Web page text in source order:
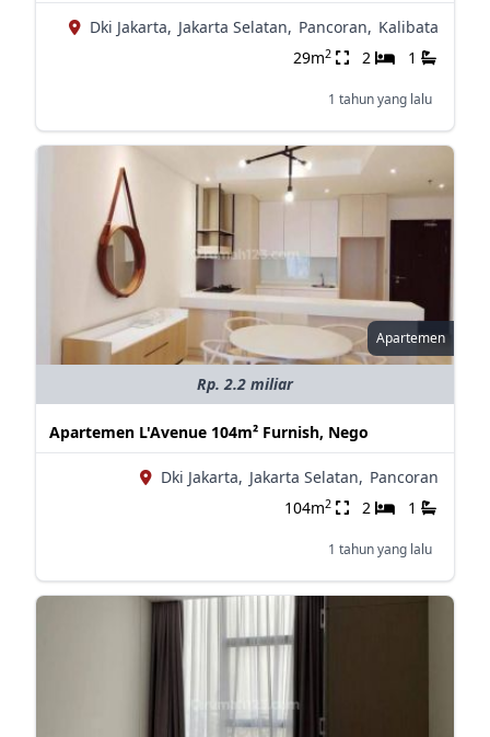
Dki Jakarta, Jakarta Selatan, Pancoran, Kalibata
29m2 2 1
1 tahun yang lalu
Apartemen
Rp. 2.2 miliar
Apartemen L'Avenue 104m² Furnish, Nego
Dki Jakarta, Jakarta Selatan, Pancoran
104m2 2 1
1 tahun yang lalu